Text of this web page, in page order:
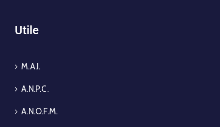
Utile
M.A.I.
A.N.P.C.
A.N.O.F.M.